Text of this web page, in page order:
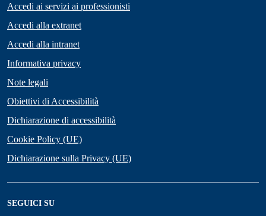
Accedi ai servizi ai professionisti
Accedi alla extranet
Accedi alla intranet
Informativa privacy
Note legali
Obiettivi di Accessibilità
Dichiarazione di accessibilità
Cookie Policy (UE)
Dichiarazione sulla Privacy (UE)
SEGUICI SU